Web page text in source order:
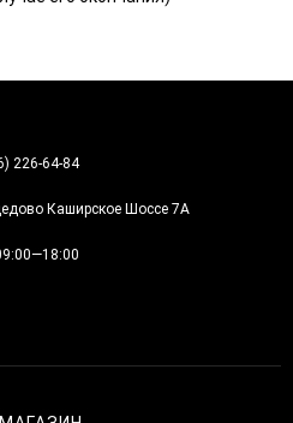
226-64-84
Каширское Шоссе 7А